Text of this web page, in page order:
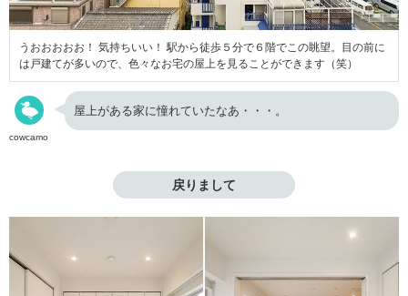
うおおおおお！ 気持ちいい！ 駅から徒歩５分で６階でこの眺望。目の前に
は戸建てが多いので、色々なお宅の屋上を見ることができます（笑）
cowcamo
屋上がある家に憧れていたなあ・・・。
戻りまして